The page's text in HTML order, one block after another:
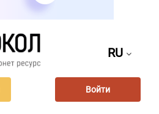
RU
Войти